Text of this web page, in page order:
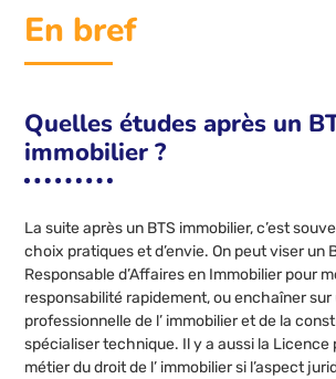
En bref
Quelles études après un
immobilier ?
La suite après un BTS immobilier, c’est
choix pratiques et d’envie. On peut viser un
Responsable d’Affaires en Immobilier pour
responsabilité rapidement, ou enchaîner
professionnelle de l’ immobilier et de la
spécialiser technique. Il y a aussi la Licence
métier du droit de l’ immobilier si l’aspect